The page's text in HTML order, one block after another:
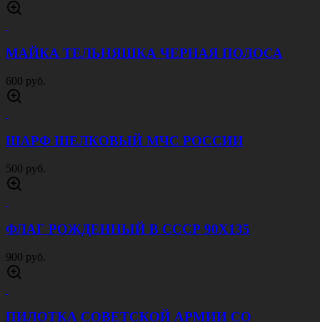
МАЙКА ТЕЛЬНЯШКА ЧЕРНАЯ ПОЛОСА
600 руб.
ШАРФ ШЕЛКОВЫЙ МЧС РОССИИ
500 руб.
ФЛАГ РОЖДЕННЫЙ В СССР 90Х135
900 руб.
ПИЛОТКА СОВЕТСКОЙ АРМИИ CО